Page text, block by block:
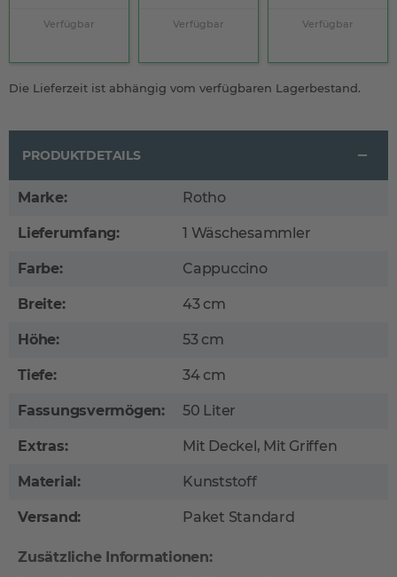
Verfügbar Verfügbar Verfügbar
Die Lieferzeit ist abhängig vom verfügbaren Lagerbestand.
PRODUKTDETAILS
Marke: Rotho
Lieferumfang: 1 Wäschesammler
Farbe: Cappuccino
Breite: 43 cm
Höhe: 53 cm
Tiefe: 34 cm
Fassungsvermögen: 50 Liter
Extras: Mit Deckel, Mit Griffen
Material: Kunststoff
Versand: Paket Standard
Zusätzliche Informationen: